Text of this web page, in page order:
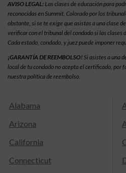
AVISO LEGAL:Las clases de educación para
reconocidas en Summit, Colorado por los
obstante, si se te exige que asistas a una clase
verificar con el tribunal del condado si las clases
Cada estado, condado, y juez puede imponer
¡GARANTÍA DE REEMBOLSO! Si asistes a una
local de tu condado no acepta el certificado, por
nuestra política de reembolso.
Alabama
Arizona
California
Connecticut